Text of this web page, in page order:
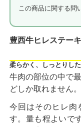
この商品に関する問
豊西牛ヒレステー
柔らかく、しっとりし
牛肉の部位の中で
どしか取れません。
今回はそのヒレ肉
す。量も程よいで